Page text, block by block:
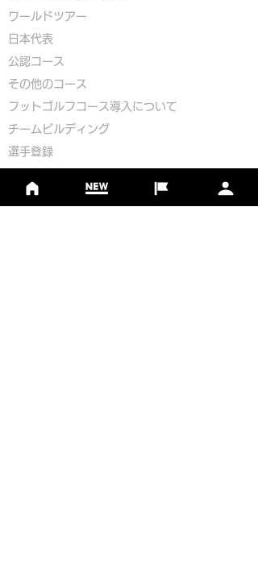
​ワールドツアー
​​日本代表
公認コース
​その他のコース
​ フットゴルフコース導入について
​チームビルディング
選手登録​
​イベント依頼